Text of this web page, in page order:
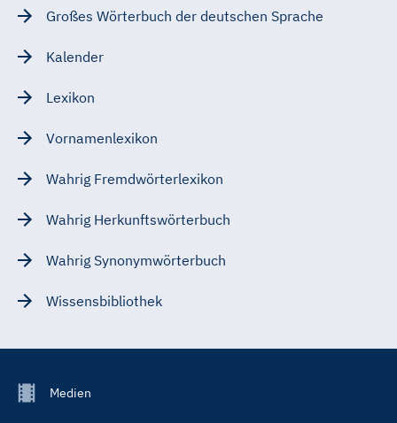
Großes Wörterbuch der deutschen Sprache
Kalender
Lexikon
Vornamenlexikon
Wahrig Fremdwörterlexikon
Wahrig Herkunftswörterbuch
Wahrig Synonymwörterbuch
Wissensbibliothek
FooterMedien